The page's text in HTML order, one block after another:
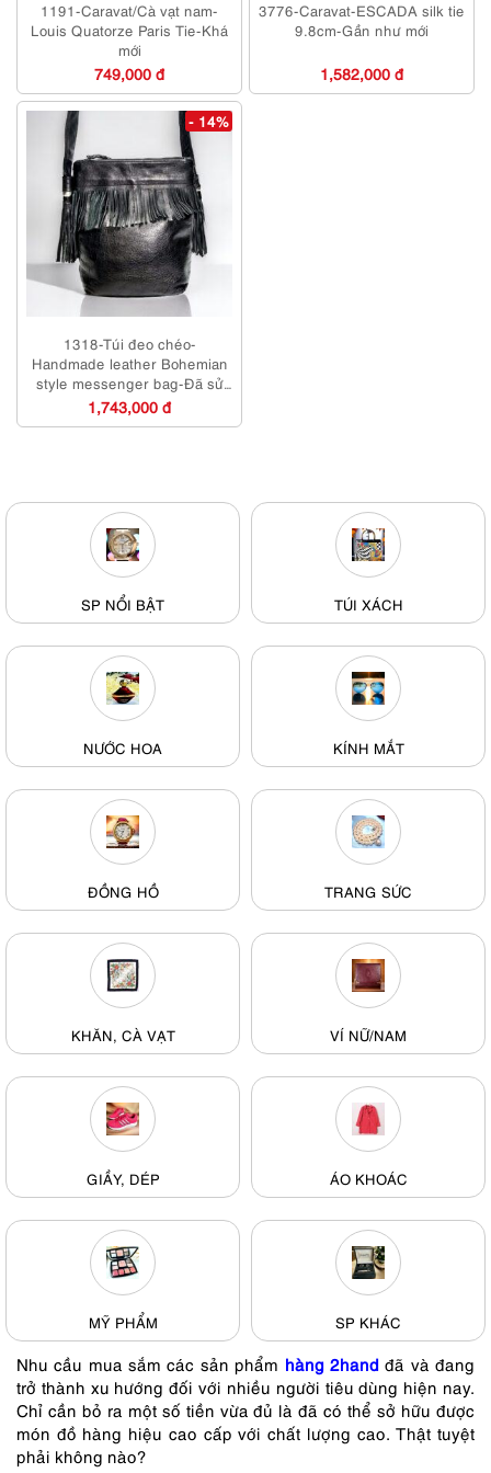
1191-Caravat/Cà vạt nam-
Louis Quatorze Paris Tie-Khá
mới
749,000 đ
3776-Caravat-ESCADA silk tie
9.8cm-Gần như mới
1,582,000 đ
- 14%
1318-Túi đeo chéo-
Handmade leather Bohemian
style messenger bag-Đã sử
dụng/Khá sạch
1,743,000 đ
SP NỔI BẬT TÚI XÁCH
NƯỚC HOA KÍNH MẮT
ĐỒNG HỒ TRANG SỨC
KHĂN, CÀ VẠT VÍ NỮ/NAM
GIẦY, DÉP ÁO KHOÁC
MỸ PHẨM SP KHÁC
Nhu cầu mua sắm các sản phẩm hàng 2handđã và đang
trở thành xu hướng đối với nhiều người tiêu dùng hiện nay.
Chỉ cần bỏ ra một số tiền vừa đủ là đã có thể sở hữu được
món đồ hàng hiệu cao cấp với chất lượng cao. Thật tuyệt
phải không nào?